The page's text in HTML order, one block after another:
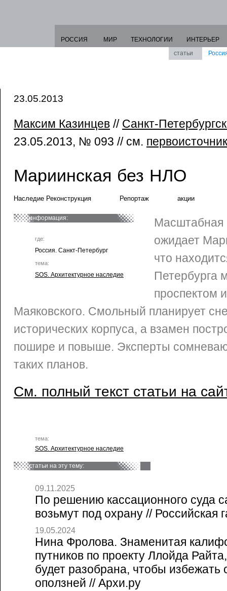
РОССИЯ МИР ТЕХНОЛОГИИ
ИНТЕРЬЕР
статьи
23.05.2013
Максим Казинцев // Санкт-
23.05.2013, № 093 // см. первоисточник
Мариинская без НЛО
Наследие Реконструкция Репортаж акции
информация:
где:
Россия. Санкт-Петербург
тема:
SOS. Архитектурное наследие
Масштабная
ожидает
что
Петербурга
проспектом
Маяковского. Смольный планирует
исторических корпуса, а взамен
пошире и повыше. Эксперты
таких планов.
См. полный текст статьи на
тема:
SOS. Архитектурное наследие
статьи на эту тему:
09.11.2025
По решению кассационного суда
возьмут под охрану // Российская
19.05.2024
Нина Фролова. Знаменитая
путников по проекту Ллойда
будет разобрана, чтобы избежать
оползней // Архи.ру